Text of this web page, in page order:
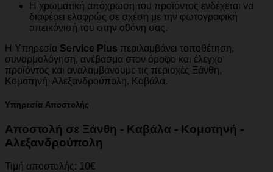
Η χρωματική απόχρωση του προϊόντος ενδέχεται να
διαφέρει ελαφρώς σε σχέση με την φωτογραφική
απεικόνισή του στην οθόνη σας.
Η Υπηρεσία Service Plus περιλαμβάνει τοποθέτηση,
συναρμολόγηση, ανέβασμα στον όροφο και έλεγχο
προϊόντος και αναλαμβάνουμε τις περιοχές Ξάνθη,
Κομοτηνή, Αλεξανδρούπολη, Καβάλα.
Υπηρεσία Αποστολής
Αποστολή σε Ξάνθη - Καβάλα - Κομοτηνή -
Αλεξανδρούπολη
Τιμή αποστολής: 10€